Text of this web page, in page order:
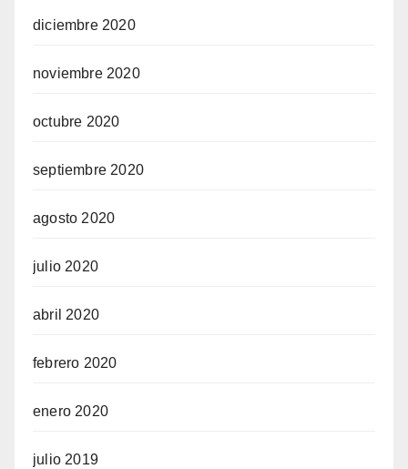
diciembre 2020
noviembre 2020
octubre 2020
septiembre 2020
agosto 2020
julio 2020
abril 2020
febrero 2020
enero 2020
julio 2019